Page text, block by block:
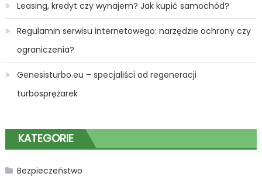
Leasing, kredyt czy wynajem? Jak kupić samochód?
Regulamin serwisu internetowego: narzędzie ochrony czy
ograniczenia?
Genesisturbo.eu – specjaliści od regeneracji
turbosprężarek
KATEGORIE
Bezpieczeństwo